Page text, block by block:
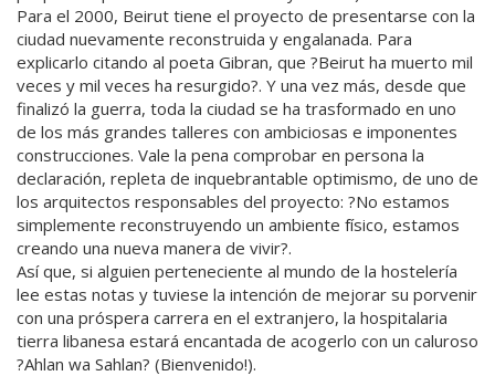
Para el 2000, Beirut tiene el proyecto de presentarse con la
ciudad nuevamente reconstruida y engalanada. Para
explicarlo citando al poeta Gibran, que ?Beirut ha muerto mil
veces y mil veces ha resurgido?. Y una vez más, desde que
finalizó la guerra, toda la ciudad se ha trasformado en uno
de los más grandes talleres con ambiciosas e imponentes
construcciones. Vale la pena comprobar en persona la
declaración, repleta de inquebrantable optimismo, de uno de
los arquitectos responsables del proyecto: ?No estamos
simplemente reconstruyendo un ambiente físico, estamos
creando una nueva manera de vivir?.
Así que, si alguien perteneciente al mundo de la hostelería
lee estas notas y tuviese la intención de mejorar su porvenir
con una próspera carrera en el extranjero, la hospitalaria
tierra libanesa estará encantada de acogerlo con un caluroso
?Ahlan wa Sahlan? (Bienvenido!).